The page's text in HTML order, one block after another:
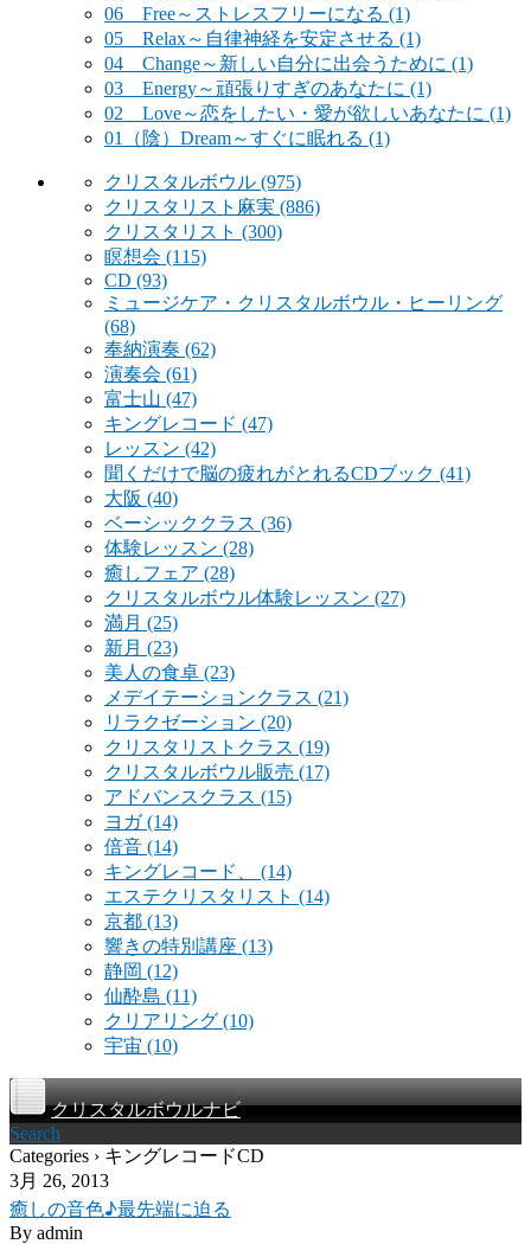
06 Free～ストレスフリーになる (1)
05 Relax～自律神経を安定させる (1)
04 Change～新しい自分に出会うために (1)
03 Energy～頑張りすぎのあなたに (1)
02 Love～恋をしたい・愛が欲しいあなたに (1)
01（陰）Dream～すぐに眠れる (1)
クリスタルボウル (975)
クリスタリスト麻実 (886)
クリスタリスト (300)
瞑想会 (115)
CD (93)
ミュージケア・クリスタルボウル・ヒーリング
(68)
奉納演奏 (62)
演奏会 (61)
富士山 (47)
キングレコード (47)
レッスン (42)
聞くだけで脳の疲れがとれるCDブック (41)
大阪 (40)
ベーシッククラス (36)
体験レッスン (28)
癒しフェア (28)
クリスタルボウル体験レッスン (27)
満月 (25)
新月 (23)
美人の食卓 (23)
メデイテーションクラス (21)
リラクゼーション (20)
クリスタリストクラス (19)
クリスタルボウル販売 (17)
アドバンスクラス (15)
ヨガ(14)
倍音 (14)
キングレコード、 (14)
エステクリスタリスト (14)
京都 (13)
響きの特別講座 (13)
静岡 (12)
仙酔島 (11)
クリアリング (10)
宇宙 (10)
クリスタルボウルナビ
Search
Categories › キングレコードCD
3月 26, 2013
癒しの音色♪最先端に迫る
By admin